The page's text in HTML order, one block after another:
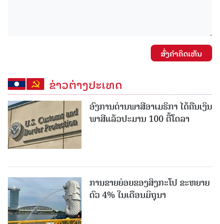
ສົ່ງຄໍາຄິດເຫັນ
ຂ່າວຕ່າງປະເທດ
ອົງການດ່ານພາສີອາເມຣິກາ ໄດ້ຄືນເງິນ
ພາສີແລ້ວປະມານ 100 ຕື້ໂດລາ
ການຂາຍຍ່ອຍຂອງສິງກະໂປ ຂະຫຍາຍ
ຕົວ 4% ໃນເດືອນມິຖຸນາ